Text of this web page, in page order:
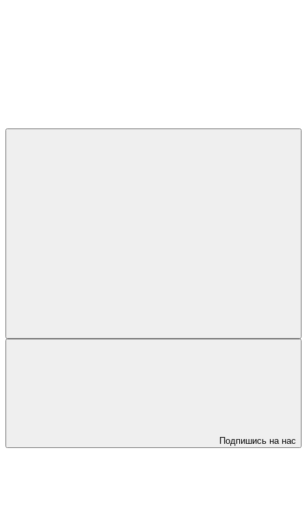
Подпишись на нас